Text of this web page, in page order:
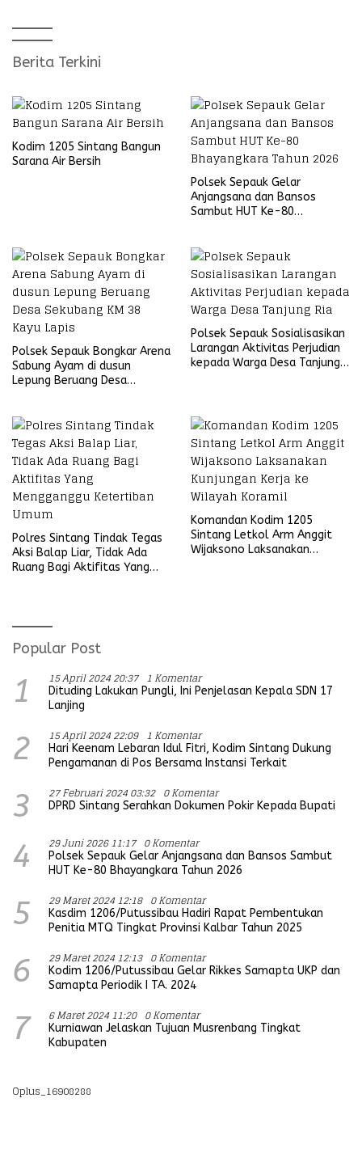
Berita Terkini
Kodim 1205 Sintang Bangun
Sarana Air Bersih
Polsek Sepauk Gelar
Anjangsana dan Bansos
Sambut HUT Ke-80
Polsek Sepauk Bongkar Arena
Sabung Ayam di dusun
Lepung Beruang Desa
Polsek Sepauk Sosialisasikan
Larangan Aktivitas Perjudian
kepada Warga Desa Tanjung
Polres Sintang Tindak Tegas
Aksi Balap Liar, Tidak Ada
Ruang Bagi Aktifitas Yang
Komandan Kodim 1205
Sintang Letkol Arm Anggit
Wijaksono Laksanakan
Popular Post
1 15 April 2024 20:37 1 Komentar
Dituding Lakukan Pungli, Ini Penjelasan Kepala SDN 17
Lanjing
2 15 April 2024 22:09 1 Komentar
Hari Keenam Lebaran Idul Fitri, Kodim Sintang Dukung
Pengamanan di Pos Bersama Instansi Terkait
3 27 Februari 2024 03:32 0 Komentar
DPRD Sintang Serahkan Dokumen Pokir Kepada Bupati
4 29 Juni 2026 11:17 0 Komentar
Polsek Sepauk Gelar Anjangsana dan Bansos Sambut
HUT Ke-80 Bhayangkara Tahun 2026
5 29 Maret 2024 12:18 0 Komentar
Kasdim 1206/Putussibau Hadiri Rapat Pembentukan
Penitia MTQ Tingkat Provinsi Kalbar Tahun 2025
6 29 Maret 2024 12:13 0 Komentar
Kodim 1206/Putussibau Gelar Rikkes Samapta UKP dan
Samapta Periodik I TA. 2024
7 6 Maret 2024 11:20 0 Komentar
Kurniawan Jelaskan Tujuan Musrenbang Tingkat
Kabupaten
Oplus_16908288